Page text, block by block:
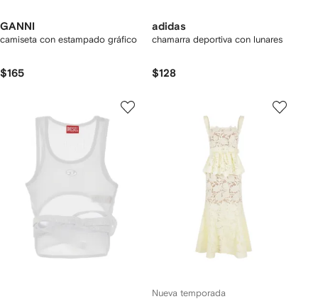
GANNI
camiseta con estampado gráfico
$165
adidas
chamarra deportiva con lunares
$128
Nueva temporada